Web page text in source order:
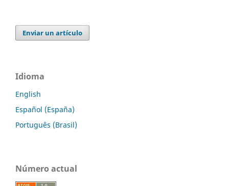
Enviar un artículo
Idioma
English
Español (España)
Português (Brasil)
Número actual